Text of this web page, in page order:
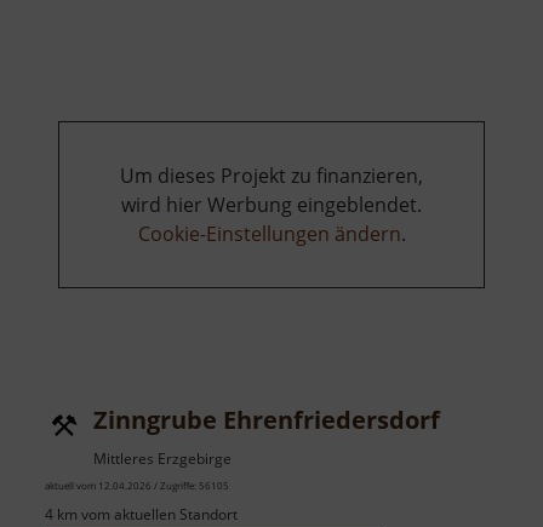
Um dieses Projekt zu finanzieren,
wird hier Werbung eingeblendet.
Cookie-Einstellungen ändern.
Zinngrube Ehrenfriedersdorf
Mittleres Erzgebirge
aktuell vom 12.04.2026 / Zugriffe: 56105
4 km vom aktuellen Standort